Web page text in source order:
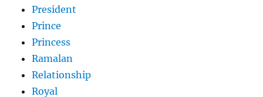
President
Prince
Princess
Ramalan
Relationship
Royal